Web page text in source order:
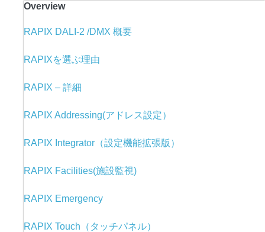
Overview
RAPIX DALI-2 /DMX 概要
RAPIXを選ぶ理由
RAPIX – 詳細
RAPIX Addressing(アドレス設定）
RAPIX Integrator（設定機能拡張版）
RAPIX Facilities(施設監視)
RAPIX Emergency
RAPIX Touch（タッチパネル）